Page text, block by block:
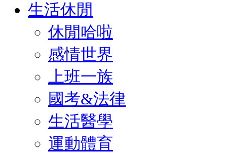
生活休閒
休閒哈啦
感情世界
上班一族
國考&法律
生活醫學
運動體育